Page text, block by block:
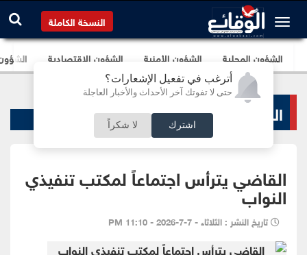
أترغب في تفعيل الإشعارات؟
حتى لا تفوتك آخر الأحداث والأخبار العاجلة
اشترك لا شكراً
النسخة الكاملة
الشؤون المحلية الشؤون الأمنية الشؤون الإقتصادية
الشؤون البرلمانية
القاضي يترأس اجتماعاً لمكتب تنفيذي
النواب
تاريخ النشر : الثلاثاء - 7-7-2026 - 11:10 PM